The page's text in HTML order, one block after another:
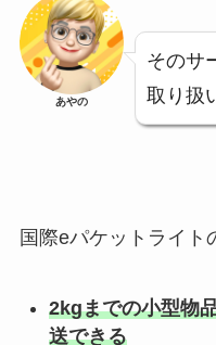
あやの
そのサ
取り扱
国際eパケットライト
2kgまでの小型物
送できる